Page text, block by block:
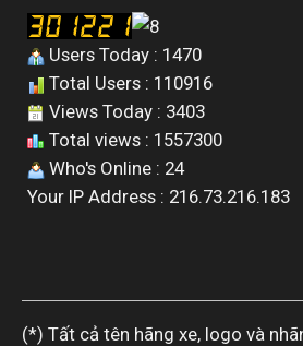
Users Today : 1470
Total Users : 110916
Views Today : 3403
Total views : 1557300
Who's Online : 24
Your IP Address : 216.73.216.183
(*) Tất cả tên hãng xe, logo và